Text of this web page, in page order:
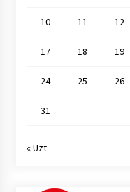
10 11 12
17 18 19
24 25 26
31
« Uzt